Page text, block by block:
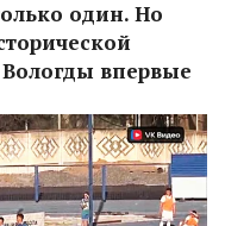
один. Но
впервые